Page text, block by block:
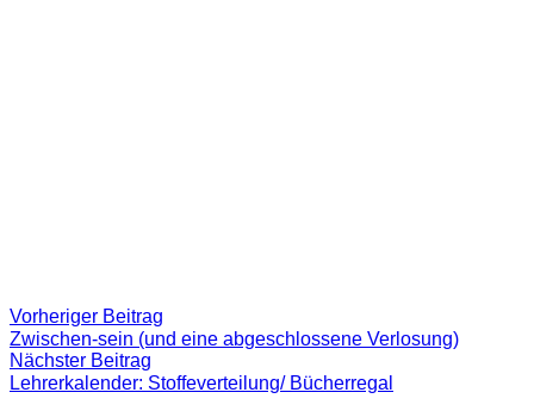
Beitragsnavigation
Vorheriger Beitrag
Beitrag:
Zwischen-sein (und eine abgeschlossene Verlosung)
Nächster Beitrag
Beitrag
Lehrerkalender: Stoffeverteilung/ Bücherregal